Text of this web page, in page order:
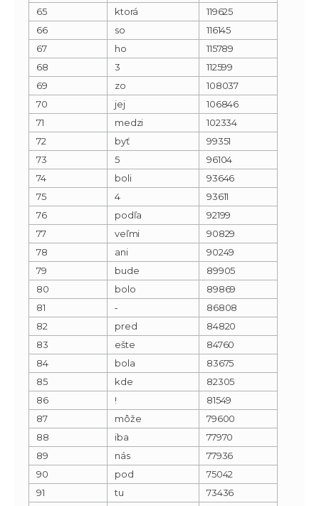
65
ktorá
119625
66
so
116145
67
ho
115789
68
3
112599
69
zo
108037
70
jej
106846
71
medzi
102334
72
byť
99351
73
5
96104
74
boli
93646
75
4
93611
76
podľa
92199
77
veľmi
90829
78
ani
90249
79
bude
89905
80
bolo
89869
81
‐
86808
82
pred
84820
83
ešte
84760
84
bola
83675
85
kde
82305
86
!
81549
87
môže
79600
88
iba
77970
89
nás
77936
90
pod
75042
91
tu
73436